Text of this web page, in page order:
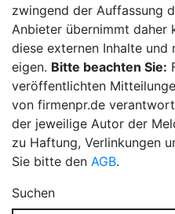
zwingend der Auffassung
Anbieter übernimmt daher
diese externen Inhalte und
eigen. Bitte beachten Sie:
veröffentlichten
von firmenpr.de
der jeweilige Autor der
zu Haftung, Verlinkungen
Sie bitte den AGB.
Suchen